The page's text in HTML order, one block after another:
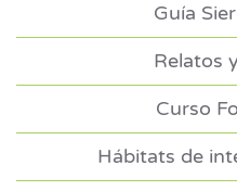
Guía
Relatos
Curso
Hábitats de